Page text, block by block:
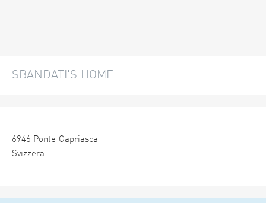
SBANDATI'S HOME
6946 Ponte Capriasca
Svizzera